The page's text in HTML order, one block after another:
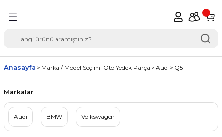
Seçimi Oto Yedek
Anasayfa Marka / Model Seçimi Oto Yedek Parça Audi Q5
Markalar
Audi BMW Volkswagen